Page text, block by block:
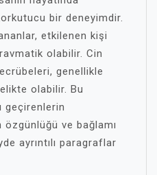
bir deneyimdir.
etkilenen kişi
olabilir. Cin
genellikle
olabilir. Bu
geçirenlerin
ve bağlamı
ayrıntılı paragraflar